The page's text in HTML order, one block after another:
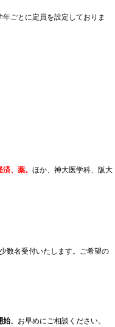
ごとに定員を設定しておりま
、薬。 ほか、神大医学科、阪大
数名受付いたします。ご希望の
始。お早めにご相談ください。